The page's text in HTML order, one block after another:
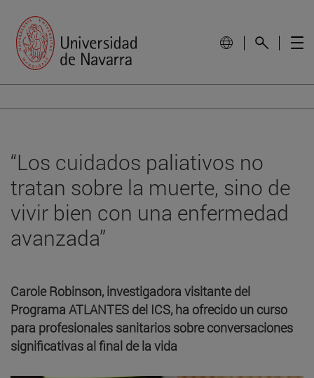
“Los cuidados paliativos no
tratan sobre la muerte, sino de
vivir bien con una enfermedad
avanzada”
Carole Robinson, investigadora visitante del
Programa ATLANTES del ICS, ha ofrecido un curso
para profesionales sanitarios sobre conversaciones
significativas al final de la vida